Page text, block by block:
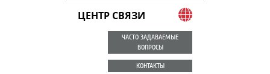
ЦЕНТР СВЯЗИ
ЧАСТО ЗАДАВАЕМЫЕ
ВОПРОСЫ
КОНТАКТЫ